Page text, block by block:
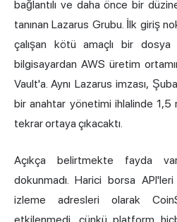
bağlantılı ve daha önce bir
tanınan Lazarus Grubu. İlk giriş
çalışan kötü amaçlı bir dosya
bilgisayardan AWS üretim
Vault'a. Aynı Lazarus imzası,
bir anahtar yönetimi ihlalinde
tekrar ortaya çıkacaktı.
Açıkça belirtmekte fayda
dokunmadı. Harici borsa API'leri
izleme adresleri olarak